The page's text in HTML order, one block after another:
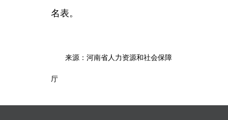
名表。
来源：河南省人力资源和社会保障
厅